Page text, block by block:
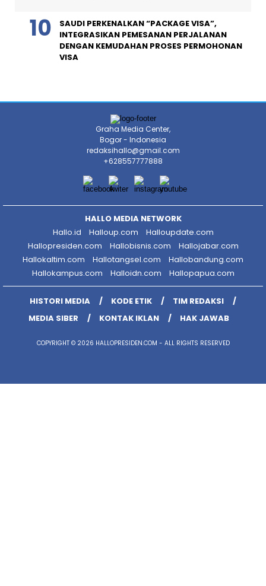
SAUDI PERKENALKAN “PACKAGE VISA”,
INTEGRASIKAN PEMESANAN PERJALANAN
DENGAN KEMUDAHAN PROSES PERMOHONAN
VISA
Graha Media Center,
Bogor - Indonesia
redaksihallo@gmail.com
+628557777888
HALLO MEDIA NETWORK
Hallo.id
Halloup.com
Halloupdate.com
Hallopresiden.com
Hallobisnis.com
Hallojabar.com
Hallokaltim.com
Hallotangsel.com
Hallobandung.com
Hallokampus.com
Halloidn.com Hallopapua.com
HISTORI MEDIA KODE ETIK
TIM REDAKSI
MEDIA SIBER
KONTAK IKLAN HAK JAWAB
COPYRIGHT © 2026 HALLOPRESIDEN.COM - ALL RIGHTS RESERVED